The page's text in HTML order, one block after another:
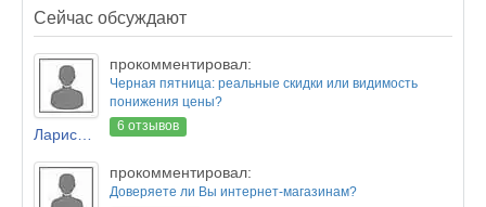
Сейчас обсуждают
прокомментировал:
Черная пятница: реальные скидки или видимость
понижения цены?
6 отзывов
прокомментировал:
Доверяете ли Вы интернет-магазинам?